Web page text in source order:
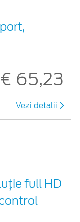
€ 65,23
Vezi detalii
full HD